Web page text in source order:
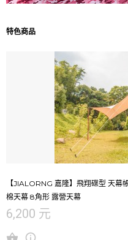
特色商品
【JIALORNG 嘉隆】飛翔碟型 天幕
棉天幕 8角形 露營天幕
6,200 元